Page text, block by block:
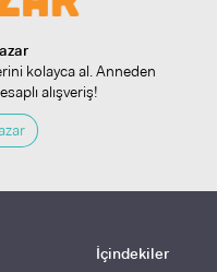
kolayca al. Anneden
alışveriş!
İçindekiler